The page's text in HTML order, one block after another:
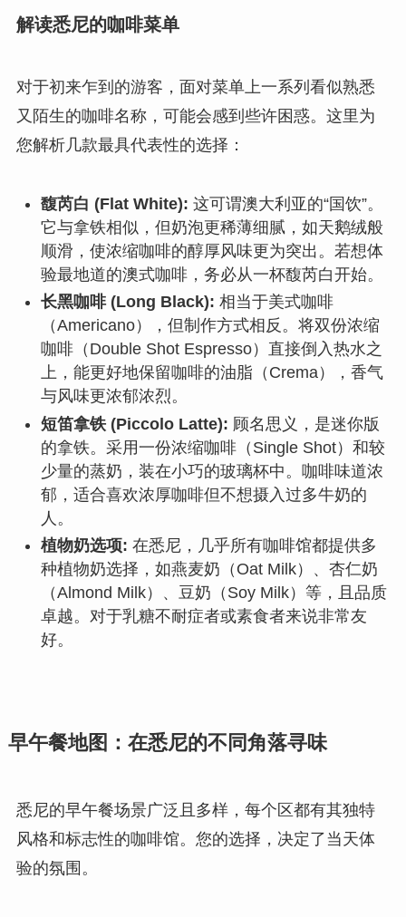
解读悉尼的咖啡菜单
对于初来乍到的游客，面对菜单上一系列看似熟悉
又陌生的咖啡名称，可能会感到些许困惑。这里为
您解析几款最具代表性的选择：
馥芮白 (Flat White): 这可谓澳大利亚的“国饮”。
它与拿铁相似，但奶泡更稀薄细腻，如天鹅绒般
顺滑，使浓缩咖啡的醇厚风味更为突出。若想体
验最地道的澳式咖啡，务必从一杯馥芮白开始。
长黑咖啡 (Long Black): 相当于美式咖啡
（Americano），但制作方式相反。将双份浓缩
咖啡（Double Shot Espresso）直接倒入热水之
上，能更好地保留咖啡的油脂（Crema），香气
与风味更浓郁浓烈。
短笛拿铁 (Piccolo Latte): 顾名思义，是迷你版
的拿铁。采用一份浓缩咖啡（Single Shot）和较
少量的蒸奶，装在小巧的玻璃杯中。咖啡味道浓
郁，适合喜欢浓厚咖啡但不想摄入过多牛奶的
人。
植物奶选项: 在悉尼，几乎所有咖啡馆都提供多
种植物奶选择，如燕麦奶（Oat Milk）、杏仁奶
（Almond Milk）、豆奶（Soy Milk）等，且品质
卓越。对于乳糖不耐症者或素食者来说非常友
好。
早午餐地图：在悉尼的不同角落寻味
悉尼的早午餐场景广泛且多样，每个区都有其独特
风格和标志性的咖啡馆。您的选择，决定了当天体
验的氛围。